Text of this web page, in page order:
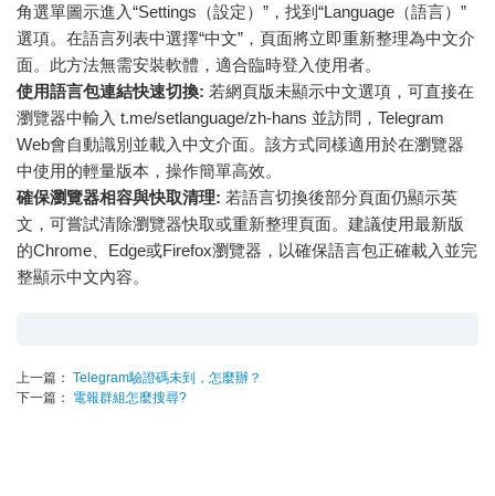
角選單圖示進入“Settings（設定）”，找到“Language（語言）”
選項。在語言列表中選擇“中文”，頁面將立即重新整理為中文介
面。此方法無需安裝軟體，適合臨時登入使用者。
使用語言包連結快速切換: 若網頁版未顯示中文選項，可直接在
瀏覽器中輸入 t.me/setlanguage/zh-hans 並訪問，Telegram
Web會自動識別並載入中文介面。該方式同樣適用於在瀏覽器
中使用的輕量版本，操作簡單高效。
確保瀏覽器相容與快取清理: 若語言切換後部分頁面仍顯示英
文，可嘗試清除瀏覽器快取或重新整理頁面。建議使用最新版
的Chrome、Edge或Firefox瀏覽器，以確保語言包正確載入並完
整顯示中文內容。
上一篇： Telegram驗證碼未到，怎麼辦？
下一篇：
電報群組怎麼搜尋?